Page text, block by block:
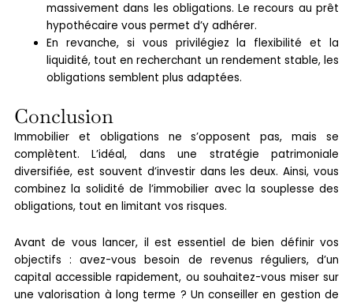
massivement dans les obligations. Le recours au prêt
hypothécaire vous permet d’y adhérer.
En revanche, si vous privilégiez la flexibilité et la
liquidité, tout en recherchant un rendement stable, les
obligations semblent plus adaptées.
Conclusion
Immobilier et obligations ne s’opposent pas, mais se
complètent. L’idéal, dans une stratégie patrimoniale
diversifiée, est souvent d’investir dans les deux. Ainsi, vous
combinez la solidité de l’immobilier avec la souplesse des
obligations, tout en limitant vos risques.
Avant de vous lancer, il est essentiel de bien définir vos
objectifs : avez-vous besoin de revenus réguliers, d’un
capital accessible rapidement, ou souhaitez-vous miser sur
une valorisation à long terme ? Un conseiller en gestion de